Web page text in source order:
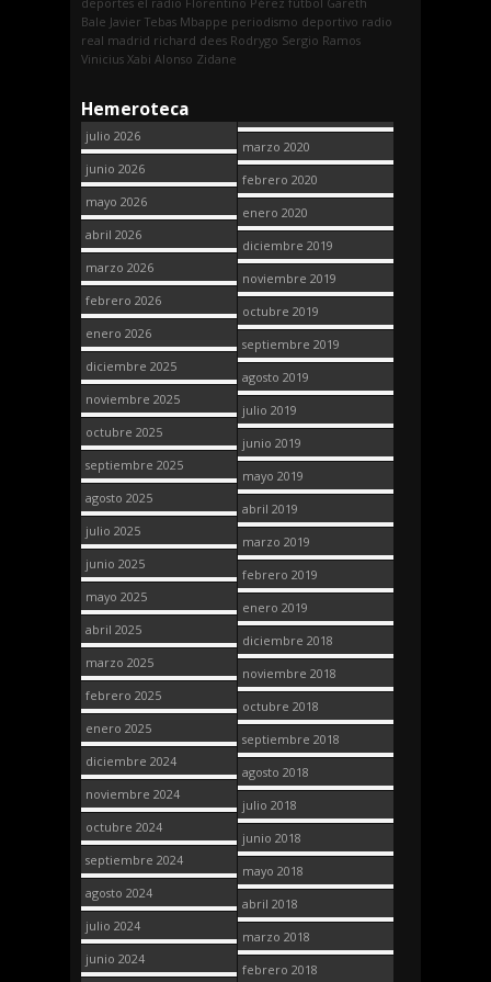
Bale Javier Tebas Mbappe periodismo deportivo radio
real madrid richard dees Rodrygo Sergio Ramos
Vinicius Xabi Alonso Zidane
Hemeroteca
julio 2026
junio 2026
mayo 2026
abril 2026
marzo 2026
febrero 2026
enero 2026
diciembre 2025
noviembre 2025
octubre 2025
septiembre 2025
agosto 2025
julio 2025
junio 2025
mayo 2025
abril 2025
marzo 2025
febrero 2025
enero 2025
diciembre 2024
noviembre 2024
octubre 2024
septiembre 2024
agosto 2024
julio 2024
junio 2024
marzo 2020
febrero 2020
enero 2020
diciembre 2019
noviembre 2019
octubre 2019
septiembre 2019
agosto 2019
julio 2019
junio 2019
mayo 2019
abril 2019
marzo 2019
febrero 2019
enero 2019
diciembre 2018
noviembre 2018
octubre 2018
septiembre 2018
agosto 2018
julio 2018
junio 2018
mayo 2018
abril 2018
marzo 2018
febrero 2018